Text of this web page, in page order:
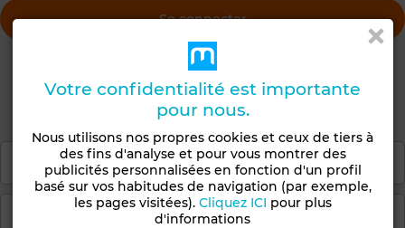
Obtenir un nouveau mot de passe
Créer un compte
Votre confidentialité est importante
pour nous.
Nous utilisons nos propres cookies et ceux de tiers à
des fins d'analyse et pour vous montrer des
publicités personnalisées en fonction d'un profil
basé sur vos habitudes de navigation (par exemple,
les pages visitées). Cliquez ICI pour plus
d'informations